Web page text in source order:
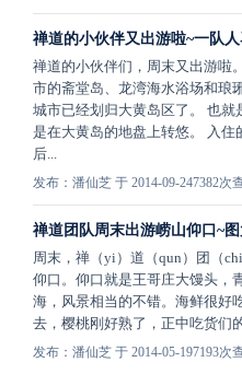
禅道的小伙伴又出游啦~一队
禅道的小伙伴们，周末又出游啦
市的斋堂岛、龙湾海水浴场和琅
城市已经划归大黄岛区了。 也
是在大黄岛的地盘上转悠。 入
后...
发布：潘仙芝 于 2014-09-247382次
禅道团队周末出游崂山仰口~
周末，禅（yi）道（qun）团（
仰口。仰口就是王哥庄大馒头，
海，风景相当的不错。海鲜很好
去，樱桃刚好熟了，正中吃货们
发布：潘仙芝 于 2014-05-197193次